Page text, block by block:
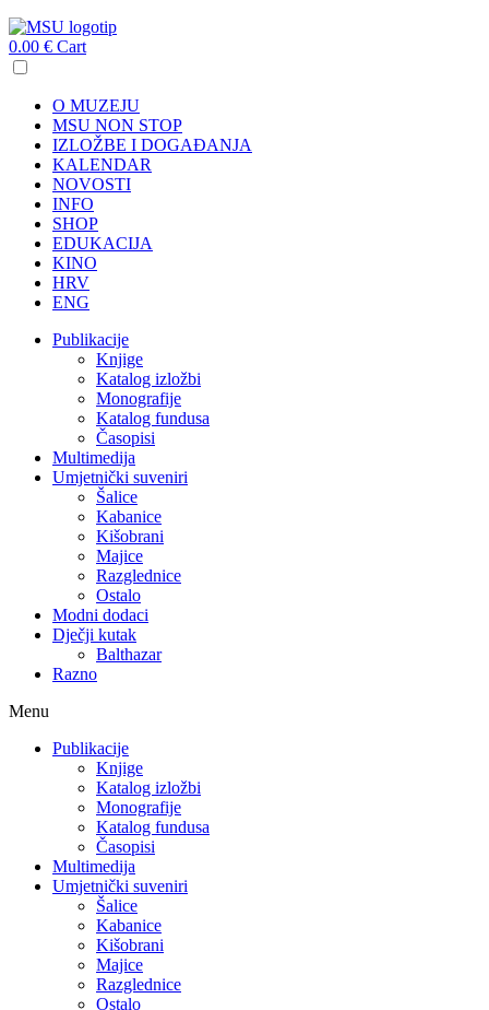
0.00 € Cart
O MUZEJU
MSU NON STOP
IZLOŽBE I DOGAĐANJA
KALENDAR
NOVOSTI
INFO
SHOP
EDUKACIJA
KINO
HRV
ENG
Publikacije
Knjige
Katalog izložbi
Monografije
Katalog fundusa
Časopisi
Multimedija
Umjetnički suveniri
Šalice
Kabanice
Kišobrani
Majice
Razglednice
Ostalo
Modni dodaci
Dječji kutak
Balthazar
Razno
Menu
Publikacije
Knjige
Katalog izložbi
Monografije
Katalog fundusa
Časopisi
Multimedija
Umjetnički suveniri
Šalice
Kabanice
Kišobrani
Majice
Razglednice
Ostalo